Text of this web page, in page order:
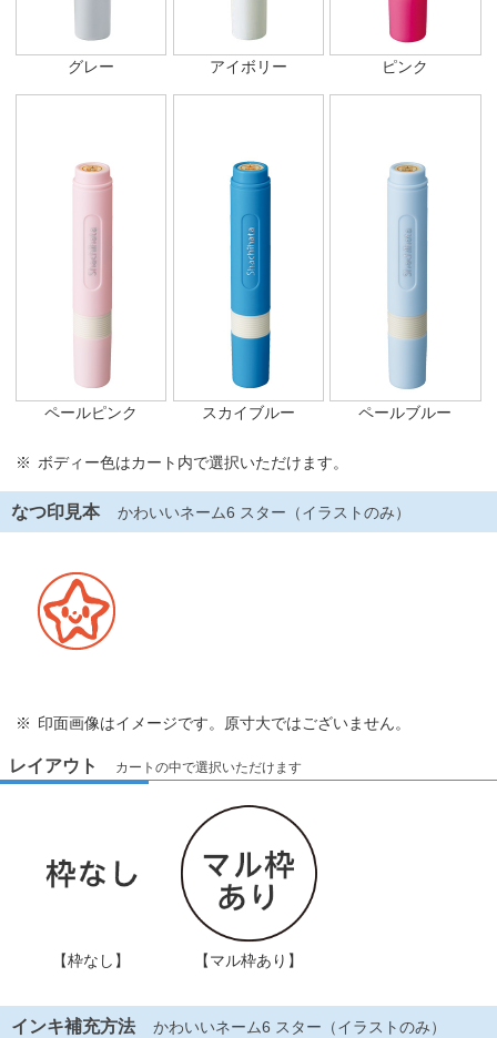
グレー アイボリー ピンク
ペールピンク スカイブルー ペールブルー
ボディー色はカート内で選択いただけます。
なつ印見本 かわいいネーム6 スター（イラストのみ）
印面画像はイメージです。原寸大ではございません。
レイアウト カートの中で選択いただけます
【枠なし】 【マル枠あり】
インキ補充方法 かわいいネーム6 スター（イラストのみ）